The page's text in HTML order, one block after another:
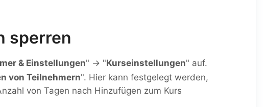
sperren
& Einstellungen" → "Kurseinstellungen" auf.
von Teilnehmern". Hier kann festgelegt werden,
von Tagen nach Hinzufügen zum Kurs